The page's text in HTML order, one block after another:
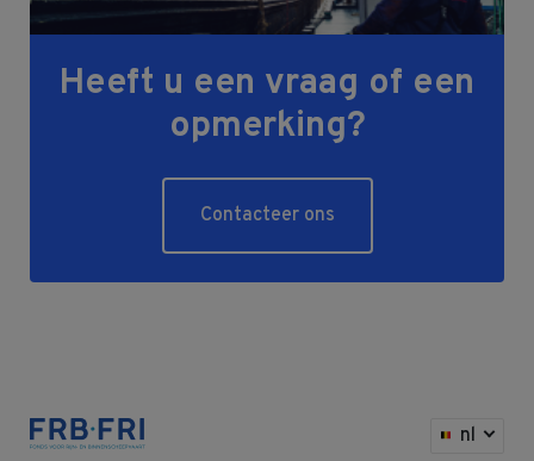
Heeft u een vraag of een
opmerking?
Contacteer ons
nl